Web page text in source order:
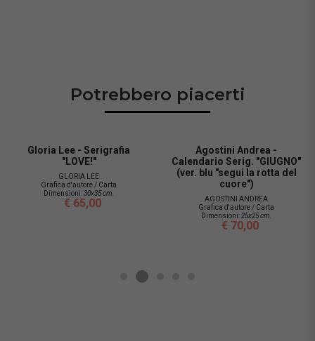
Potrebbero piacerti
Gloria Lee - Serigrafia
"LOVE!"
GLORIA LEE
Grafica d'autore / Carta
Dimensioni:30x35 cm.
€ 65,00
Agostini Andrea -
Calendario Serig. "GIUGNO"
(ver. blu "segui la rotta del
cuore")
AGOSTINI ANDREA
Grafica d'autore / Carta
Dimensioni: 25x25 cm.
€ 70,00